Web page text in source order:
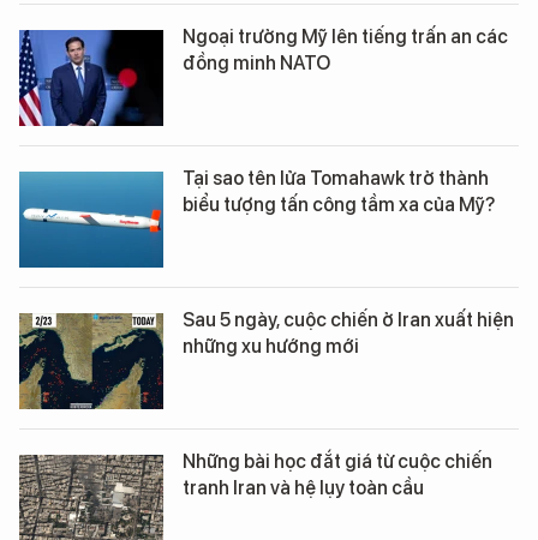
Ngoại trưởng Mỹ lên tiếng trấn an các
đồng minh NATO
Tại sao tên lửa Tomahawk trở thành
biểu tượng tấn công tầm xa của Mỹ?
Sau 5 ngày, cuộc chiến ở Iran xuất hiện
những xu hướng mới
Những bài học đắt giá từ cuộc chiến
tranh Iran và hệ lụy toàn cầu